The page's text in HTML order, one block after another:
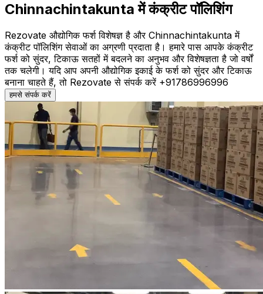
Chinnachintakunta में कंक्रीट पॉलिशिंग
Rezovate औद्योगिक फर्श विशेषज्ञ है और Chinnachintakunta में
कंक्रीट पॉलिशिंग सेवाओं का अग्रणी प्रदाता है। हमारे पास आपके कंक्रीट
फर्श को सुंदर, टिकाऊ सतहों में बदलने का अनुभव और विशेषज्ञता है जो वर्षों
तक चलेगी। यदि आप अपनी औद्योगिक इकाई के फर्श को सुंदर और टिकाऊ
बनाना चाहते हैं, तो Rezovate से संपर्क करें +91786996996
हमसे संपर्क करें